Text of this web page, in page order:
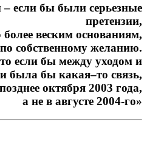
– если бы были серьезные
претензии,
веским основаниям,
собственному желанию.
если бы между уходом и
была бы какая–то связь,
октября 2003 года,
а не в августе 2004-го»